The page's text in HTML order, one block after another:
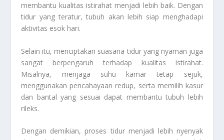
membantu kualitas istirahat menjadi lebih baik. Dengan
tidur yang teratur, tubuh akan lebih siap menghadapi
aktivitas esok hari.
Selain itu, menciptakan suasana tidur yang nyaman juga
sangat berpengaruh terhadap kualitas istirahat.
Misalnya, menjaga suhu kamar tetap sejuk,
menggunakan pencahayaan redup, serta memilih kasur
dan bantal yang sesuai dapat membantu tubuh lebih
rileks.
Dengan demikian, proses tidur menjadi lebih nyenyak